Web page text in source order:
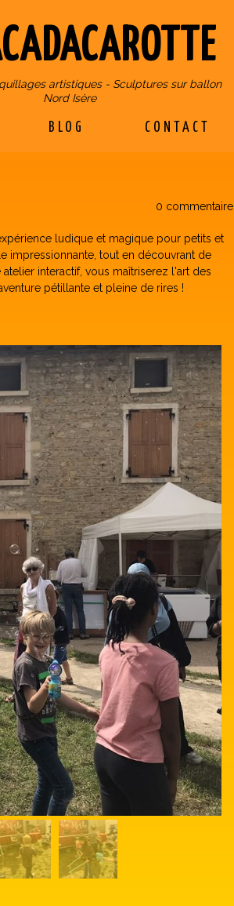
artistiques - Sculptures sur ballon
Nord Isère
BLOG CONTACT
0 commentaire
ludique et magique pour petits et
impressionnante, tout en découvrant de
interactif, vous maîtriserez l'art des
pétillante et pleine de rires !